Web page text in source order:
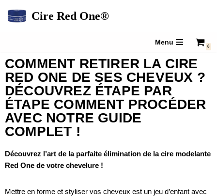
Cire Red One®
Menu
0
COMMENT RETIRER LA CIRE
RED ONE DE SES CHEVEUX ?
DÉCOUVREZ ÉTAPE PAR
ÉTAPE COMMENT PROCÉDER
AVEC NOTRE GUIDE
COMPLET !
Découvrez l’art de la parfaite élimination de la cire modelante
Red One de votre chevelure !
Mettre en forme et styliser vos cheveux est un jeu d’enfant avec